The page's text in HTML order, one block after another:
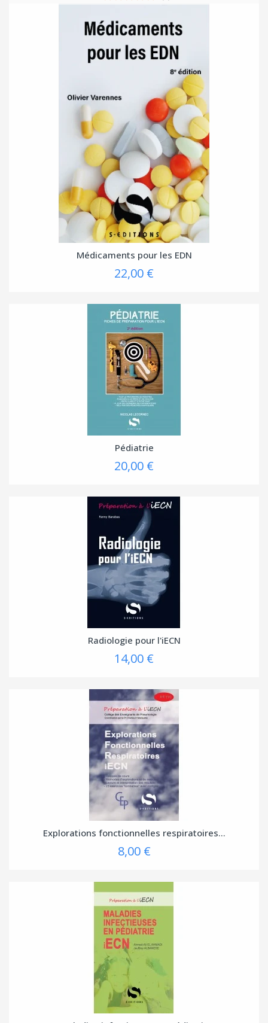
Médicaments pour les EDN
22,00 €
Pédiatrie
20,00 €
Radiologie pour l'iECN
14,00 €
Explorations fonctionnelles respiratoires...
8,00 €